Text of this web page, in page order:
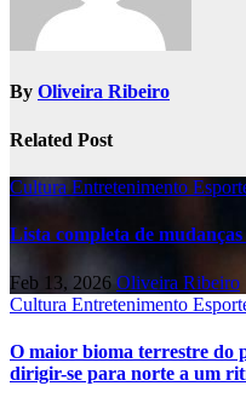
By Oliveira Ribeiro
Related Post
Cultura Entretenimento
Lista completa de mudanças
Feb 13, 2026 Oliveira Ribeiro
Cultura Entretenimento
O maior bioma terrestre do
dirigir-se para norte a um